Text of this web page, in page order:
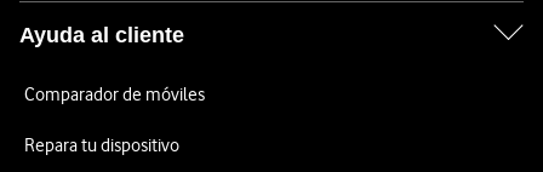
Ayuda al cliente
Comparador de móviles
Repara tu dispositivo